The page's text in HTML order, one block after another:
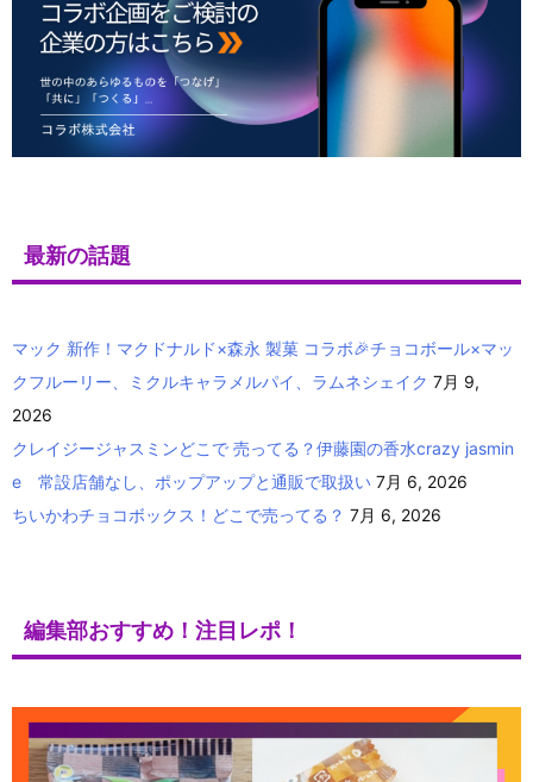
最新の話題
マック 新作！マクドナルド×森永 製菓 コラボ🎉チョコボール×マッ
クフルーリー、ミクルキャラメルパイ、ラムネシェイク 7月 9,
2026
クレイジージャスミンどこで 売ってる？伊藤園の香水crazy jasmin
e 常設店舗なし、ポップアップと通販で取扱い 7月 6, 2026
ちいかわチョコボックス！どこで売ってる？ 7月 6, 2026
編集部おすすめ！注目レポ！